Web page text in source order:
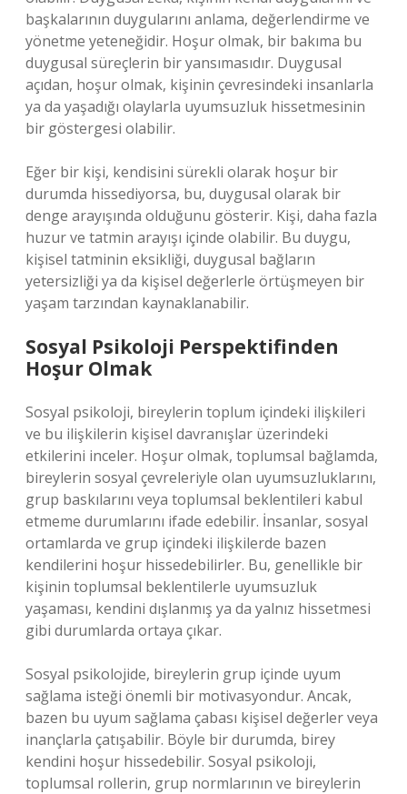
başkalarının duygularını anlama, değerlendirme ve
yönetme yeteneğidir. Hoşur olmak, bir bakıma bu
duygusal süreçlerin bir yansımasıdır. Duygusal
açıdan, hoşur olmak, kişinin çevresindeki insanlarla
ya da yaşadığı olaylarla uyumsuzluk hissetmesinin
bir göstergesi olabilir.
Eğer bir kişi, kendisini sürekli olarak hoşur bir
durumda hissediyorsa, bu, duygusal olarak bir
denge arayışında olduğunu gösterir. Kişi, daha fazla
huzur ve tatmin arayışı içinde olabilir. Bu duygu,
kişisel tatminin eksikliği, duygusal bağların
yetersizliği ya da kişisel değerlerle örtüşmeyen bir
yaşam tarzından kaynaklanabilir.
Sosyal Psikoloji Perspektifinden
Hoşur Olmak
Sosyal psikoloji, bireylerin toplum içindeki ilişkileri
ve bu ilişkilerin kişisel davranışlar üzerindeki
etkilerini inceler. Hoşur olmak, toplumsal bağlamda,
bireylerin sosyal çevreleriyle olan uyumsuzluklarını,
grup baskılarını veya toplumsal beklentileri kabul
etmeme durumlarını ifade edebilir. İnsanlar, sosyal
ortamlarda ve grup içindeki ilişkilerde bazen
kendilerini hoşur hissedebilirler. Bu, genellikle bir
kişinin toplumsal beklentilerle uyumsuzluk
yaşaması, kendini dışlanmış ya da yalnız hissetmesi
gibi durumlarda ortaya çıkar.
Sosyal psikolojide, bireylerin grup içinde uyum
sağlama isteği önemli bir motivasyondur. Ancak,
bazen bu uyum sağlama çabası kişisel değerler veya
inançlarla çatışabilir. Böyle bir durumda, birey
kendini hoşur hissedebilir. Sosyal psikoloji,
toplumsal rollerin, grup normlarının ve bireylerin